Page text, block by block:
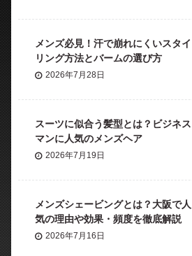
メンズ必見！汗で崩れにくいスタイ
リング方法とバームの選び方
2026年7月28日
スーツに似合う髪型とは？ビジネス
マンに人気のメンズヘア
2026年7月19日
メンズシェービングとは？大阪で人
気の理由や効果・頻度を徹底解説
2026年7月16日